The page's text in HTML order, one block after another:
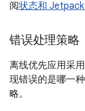
阅状态和
错误处理策略
离线优先应用采
现错误的是哪一
略。